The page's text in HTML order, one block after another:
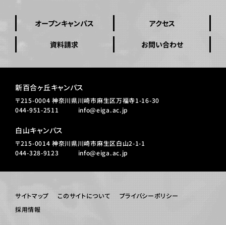
オープンキャンパス アクセス
資料請求 お問い合わせ
新百合ヶ丘キャンパス
〒215-0004 神奈川県川崎市麻生区万福寺1-16-30
044-951-2511
info@eiga.ac.jp
白山キャンパス
〒215-0014 神奈川県川崎市麻生区白山2-1-1
044-328-9123
info@eiga.ac.jp
サイトマップ このサイトについて
プライバシーポリシー
採用情報